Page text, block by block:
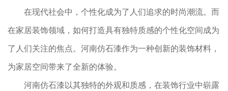
在现代社会中，个性化成为了人们追求的时尚潮流。而
在家居装饰领域，如何打造具有独特质感的个性化空间成为
了人们关注的焦点。河南仿石漆作为一种创新的装饰材料，
为家居空间带来了全新的体验。
河南仿石漆以其独特的外观和质感，在装饰行业中崭露